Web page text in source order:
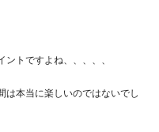
トですよね、、、、、
は本当に楽しいのではないでし